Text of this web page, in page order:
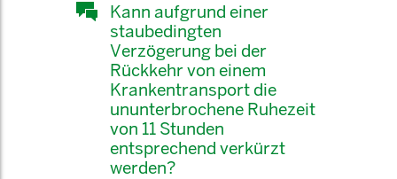
Kann aufgrund einer
staubedingten
Verzögerung bei der
Rückkehr von einem
Krankentransport die
ununterbrochene Ruhezeit
von 11 Stunden
entsprechend verkürzt
werden?